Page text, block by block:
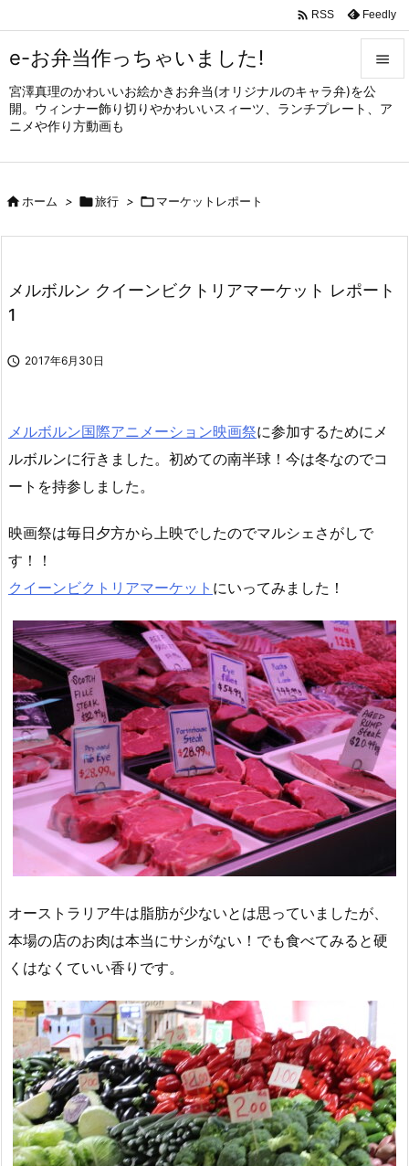
e-お弁当作っちゃいました!
宮澤真理のかわいいお絵かきお弁当(オリジナルのキャラ弁)を公
開。ウィンナー飾り切りやかわいいスィーツ、ランチプレート、ア
ニメや作り方動画も


メニュ
サイド


検索
 RSS Feedly
ホーム > 旅行 > マーケットレポート
メルボルン クイーンビクトリアマーケット レポート
1
 2017年6月30日
メルボルン国際アニメーション映画祭に参加するためにメ
ルボルンに行きました。初めての南半球！今は冬なのでコ
ートを持参しました。
映画祭は毎日夕方から上映でしたのでマルシェさがしで
す！！
クイーンビクトリアマーケット にいってみました！
オーストラリア牛は脂肪が少ないとは思っていましたが、
本場の店のお肉は本当にサシがない！でも食べてみると硬
くはなくていい香りです。